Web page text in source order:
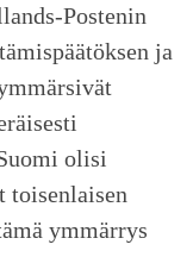
Postenin
ja
olisi
toisenlaisen
ymmärrys